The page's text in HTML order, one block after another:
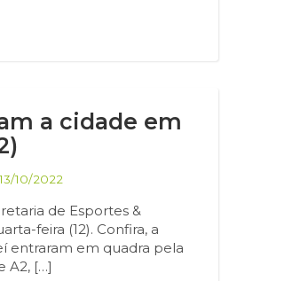
a cidade em
10/2022
de Esportes &
feira (12). Confira, a
entraram em quadra pela
A2, […]